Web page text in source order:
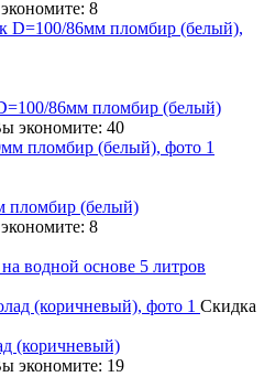
8
86мм пломбир (белый)
экономите: 40
пломбир (белый)
8
водной основе 5 литров
Скидка
(коричневый)
экономите: 19